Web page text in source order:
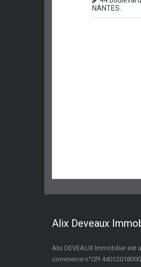
NANTES.
Alix Deveaux
Alix DEVEAUX Immobilier est
commerce n°CPI